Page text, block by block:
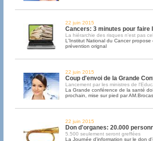
22 juin 2015
Cancers: 3 minutes pour faire
La hiérarchie des risques n'est pas
L'Institut National du Cancer propose
prévention orignal
22 juin 2015
Coup d'envoi de la Grande
Lancement par les ministres de
La Grande conférence de la santé
prochain, mise sur pied par
22 juin 2015
Don d'organes: 20.000
5.500 seulement seront greffées
La Journée d'information sur le don